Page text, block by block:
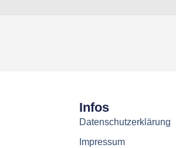
Infos
Datenschutzerklärung
Impressum